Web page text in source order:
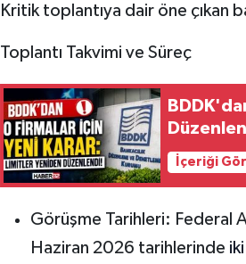
Kritik toplantıya dair öne çıkan
Toplantı Takvimi ve Süreç
İçeriği
Görüşme Tarihleri: Federal
Haziran 2026 tarihlerinde